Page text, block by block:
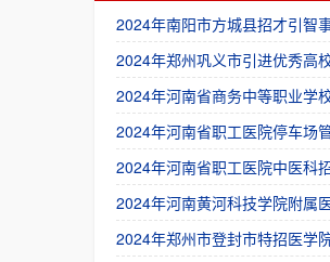
2024年南阳市方城县招才引智
2024年郑州巩义市引进优秀高
2024年河南省商务中等职业学
2024年河南省职工医院停车场
2024年河南省职工医院中医科
2024年河南黄河科技学院附属
2024年郑州市登封市特招医学